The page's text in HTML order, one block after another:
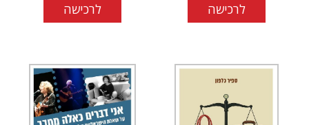
לרכישה לרכישה